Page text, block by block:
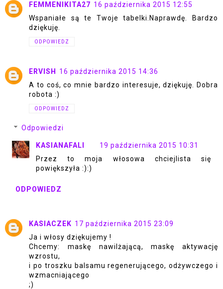
FEMMENIKITA27 16 października 2015 12:55
Wspaniałe są te Twoje tabelki.Naprawdę. Bardzo
dziękuję.
ODPOWIEDZ
ERVISH
16 października 2015 14:36
A to coś, co mnie bardzo interesuje, dziękuję. Dobra
robota :)
ODPOWIEDZ
Odpowiedzi
KASIANAFALI
19 października 2015 10:31
Przez to moja włosowa chciejlista się
powiększyła :):)
ODPOWIEDZ
KASIACZEK 17 października 2015 23:09
Ja i włosy dziękujemy !
Chcemy: maskę nawilżającą, maskę aktywację
wzrostu,
i po troszku balsamu regenerującego, odżywczego i
wzmacniającego
;)